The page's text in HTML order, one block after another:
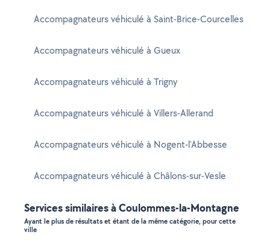
Accompagnateurs véhiculé à Saint-Brice-Courcelles
Accompagnateurs véhiculé à Gueux
Accompagnateurs véhiculé à Trigny
Accompagnateurs véhiculé à Villers-Allerand
Accompagnateurs véhiculé à Nogent-l'Abbesse
Accompagnateurs véhiculé à Châlons-sur-Vesle
Services similaires à Coulommes-la-Montagne
Ayant le plus de résultats et étant de la même catégorie, pour cette
ville